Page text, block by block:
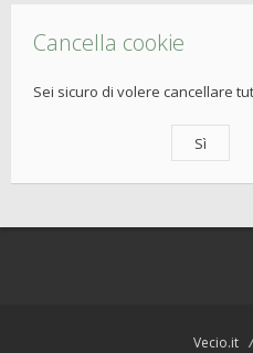
Cancella cookie
Sei sicuro di volere cancellare
Vecio.it